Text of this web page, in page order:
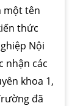
một tên
thức
Nội
nhận các
khoa 1,
đã